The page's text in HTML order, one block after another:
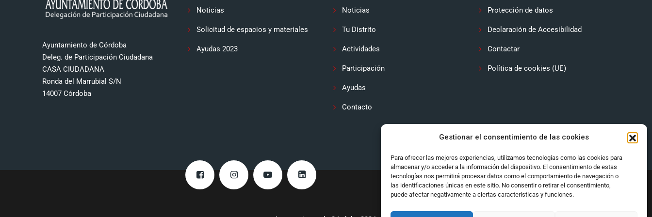
Gestionar el consentimiento de las cookies
Para ofrecer las mejores experiencias, utilizamos tecnologías como las cookies para
almacenar y/o acceder a la información del dispositivo. El consentimiento de estas
tecnologías nos permitirá procesar datos como el comportamiento de navegación o
las identificaciones únicas en este sitio. No consentir o retirar el consentimiento,
puede afectar negativamente a ciertas características y funciones.
Ayuntamiento de Córdoba
Deleg. de Participación Ciudadana
CASA CIUDADANA
Ronda del Marrubial S/N
14007 Córdoba
Noticias
Solicitud de espacios y materiales
Ayudas 2023
Noticias
Tu Distrito
Actividades
Participación
Ayudas
Contacto
Protección de datos
Declaración de Accesibilidad
Contactar
Política de cookies (UE)